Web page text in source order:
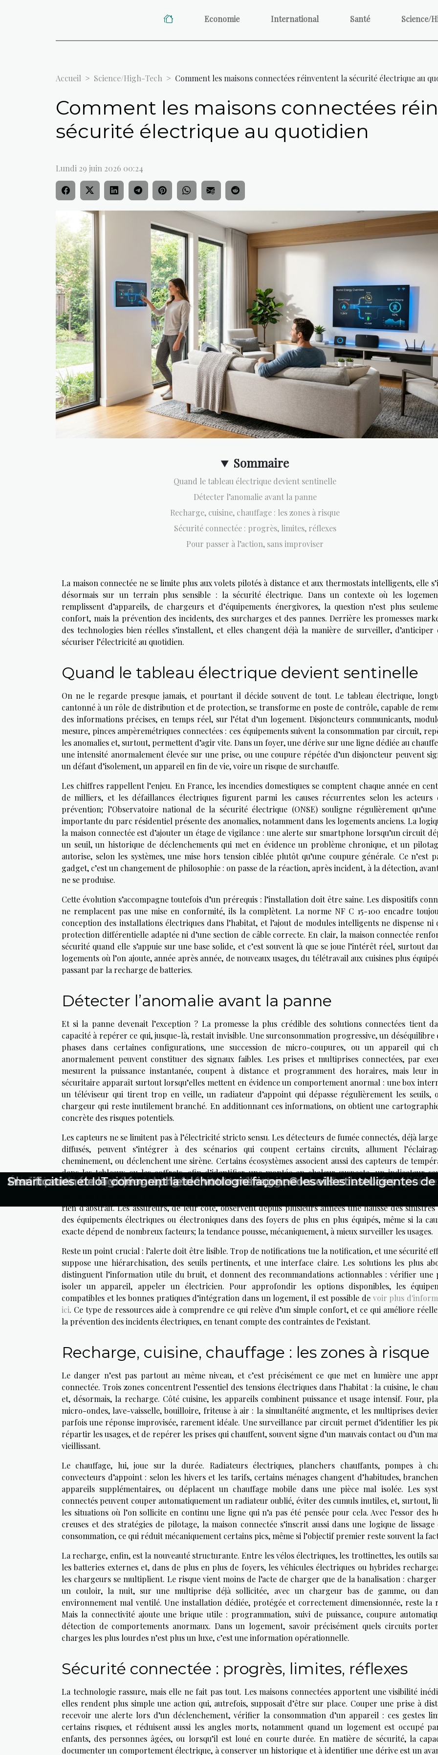
Economie International Santé Science/
Accueil Science/High-Tech Comment les maisons connectées réinventent la sécurité électrique au
Comment les maisons connectées
sécurité électrique au quotidien
Lundi 29 juin 2026 00:24
Sommaire
Quand le tableau électrique devient sentinelle
Détecter l’anomalie avant la panne
Recharge, cuisine, chauffage : les zones à risque
Sécurité connectée : progrès, limites, réflexes
Pour passer à l’action, sans improviser
La maison connectée ne se limite plus aux volets pilotés à distance et aux thermostats intelligents, elle
désormais sur un terrain plus sensible : la sécurité électrique. Dans un contexte où les
remplissent d’appareils, de chargeurs et d’équipements énergivores, la question n’est plus
confort, mais la prévention des incidents, des surcharges et des pannes. Derrière les promesses
des technologies bien réelles s’installent, et elles changent déjà la manière de surveiller, d’anticiper
sécuriser l’électricité au quotidien.
Quand le tableau électrique devient sentinelle
On ne le regarde presque jamais, et pourtant il décide souvent de tout. Le tableau électrique,
cantonné à un rôle de distribution et de protection, se transforme en poste de contrôle, capable de
des informations précises, en temps réel, sur l’état d’un logement. Disjoncteurs communicants,
mesure, pinces ampèremétriques connectées : ces équipements suivent la consommation par circuit,
les anomalies et, surtout, permettent d’agir vite. Dans un foyer, une dérive sur une ligne dédiée au
une intensité anormalement élevée sur une prise, ou une coupure répétée d’un disjoncteur peuvent
un défaut d’isolement, un appareil en fin de vie, voire un risque de surchauffe.
Les chiffres rappellent l’enjeu. En France, les incendies domestiques se comptent chaque année en
de milliers, et les défaillances électriques figurent parmi les causes récurrentes selon les acteurs
prévention; l’Observatoire national de la sécurité électrique (ONSE) souligne régulièrement
importante du parc résidentiel présente des anomalies, notamment dans les logements anciens. La
la maison connectée est d’ajouter un étage de vigilance : une alerte sur smartphone lorsqu’un circuit
un seuil, un historique de déclenchements qui met en évidence un problème chronique, et un
autorise, selon les systèmes, une mise hors tension ciblée plutôt qu’une coupure générale. Ce n’est
gadget, c’est un changement de philosophie : on passe de la réaction, après incident, à la détection,
ne se produise.
Cette évolution s’accompagne toutefois d’un prérequis : l’installation doit être saine. Les dispositifs
ne remplacent pas une mise en conformité, ils la complètent. La norme NF C 15-100 encadre
conception des installations électriques dans l’habitat, et l’ajout de modules intelligents ne dispense ni
protection différentielle adaptée ni d’une section de câble correcte. En clair, la maison connectée
sécurité quand elle s’appuie sur une base solide, et c’est souvent là que se joue l’intérêt réel, surtout
logements où l’on ajoute, année après année, de nouveaux usages, du télétravail aux cuisines plus
passant par la recharge de batteries.
Détecter l’anomalie avant la panne
Et si la panne devenait l’exception ? La promesse la plus crédible des solutions connectées tient
capacité à repérer ce qui, jusque-là, restait invisible. Une surconsommation progressive, un déséquilibre
phases dans certaines configurations, une succession de micro-coupures, ou un appareil qui
anormalement peuvent constituer des signaux faibles. Les prises et multiprises connectées, par
mesurent la puissance instantanée, coupent à distance et programment des horaires, mais leur
sécuritaire apparaît surtout lorsqu’elles mettent en évidence un comportement anormal : une box
un téléviseur qui tirent trop en veille, un radiateur d’appoint qui dépasse régulièrement les seuils,
chargeur qui reste inutilement branché. En additionnant ces informations, on obtient une
concrète des risques potentiels.
Les capteurs ne se limitent pas à l’électricité stricto sensu. Les détecteurs de fumée connectés, déjà
diffusés, peuvent s’intégrer à des scénarios qui coupent certains circuits, allument
cheminement, ou déclenchent une sirène. Certains écosystèmes associent aussi des capteurs de
dans les tableaux ou les coffrets, afin d’identifier une montée en chaleur suspecte, un indicateur
associé à un serrage défaillant, à un câble sous-dimensionné, ou à une surcharge. Dans les logements
rien d’abstrait. Les assureurs, de leur côté, observent depuis plusieurs années une hausse des sinistres
des équipements électriques ou électroniques dans des foyers de plus en plus équipés, même si la
exacte dépend de nombreux facteurs; la tendance pousse, mécaniquement, à mieux surveiller les usages.
Reste un point crucial : l’alerte doit être lisible. Trop de notifications tue la notification, et une sécurité
suppose une hiérarchisation, des seuils pertinents, et une interface claire. Les solutions les plus
distinguent l’information utile du bruit, et donnent des recommandations actionnables : vérifier une
isoler un appareil, appeler un électricien. Pour approfondir les options disponibles, les
compatibles et les bonnes pratiques d’intégration dans un logement, il est possible de voir plus
ici. Ce type de ressources aide à comprendre ce qui relève d’un simple confort, et ce qui améliore
la prévention des incidents électriques, en tenant compte des contraintes de l’existant.
Recharge, cuisine, chauffage : les zones à risque
Le danger n’est pas partout au même niveau, et c’est précisément ce que met en lumière une
connectée. Trois zones concentrent l’essentiel des tensions électriques dans l’habitat : la cuisine, le
et, désormais, la recharge. Côté cuisine, les appareils combinent puissance et usage intensif. Four,
micro-ondes, lave-vaisselle, bouilloire, friteuse à air : la simultanéité augmente, et les multiprises
parfois une réponse improvisée, rarement idéale. Une surveillance par circuit permet d’identifier les
répartir les usages, et de repérer les prises qui chauffent, souvent signe d’un mauvais contact ou d’un
vieillissant.
Le chauffage, lui, joue sur la durée. Radiateurs électriques, planchers chauffants, pompes à
convecteurs d’appoint : selon les hivers et les tarifs, certains ménages changent d’habitudes,
appareils supplémentaires, ou déplacent un chauffage mobile dans une pièce mal isolée. Les
connectés peuvent couper automatiquement un radiateur oublié, éviter des cumuls inutiles, et, surtout,
les situations où l’on sollicite en continu une ligne qui n’a pas été pensée pour cela. Avec l’essor des
creuses et des stratégies de pilotage, la maison connectée s’inscrit aussi dans une logique de lissage
consommation, ce qui réduit mécaniquement certains pics, même si l’objectif premier reste souvent la
La recharge, enfin, est la nouveauté structurante. Entre les vélos électriques, les trottinettes, les outils
les batteries externes et, dans de plus en plus de foyers, les véhicules électriques ou hybrides
les chargeurs se multiplient. Le risque vient moins de l’acte de charger que de la banalisation :
un couloir, la nuit, sur une multiprise déjà sollicitée, avec un chargeur bas de gamme, ou
environnement mal ventilé. Une installation dédiée, protégée et correctement dimensionnée, reste la
Mais la connectivité ajoute une brique utile : programmation, suivi de puissance, coupure
détection de comportements anormaux. Dans un logement, savoir précisément quels circuits
charges les plus lourdes n’est plus un luxe, c’est une information opérationnelle.
Sécurité connectée : progrès, limites, réflexes
La technologie rassure, mais elle ne fait pas tout. Les maisons connectées apportent une visibilité
elles rendent plus simple une action qui, autrefois, supposait d’être sur place. Couper une prise à
recevoir une alerte lors d’un déclenchement, vérifier la consommation d’un appareil : ces gestes
certains risques, et réduisent aussi les angles morts, notamment quand un logement est occupé
enfants, des personnes âgées, ou lorsqu’il est loué en courte durée. En matière de sécurité, la
documenter un comportement électrique, à conserver un historique et à identifier une dérive est un
Comment les innovations en IA influencent-elles notre quotidien ?
L'importance de la mise à jour des informations ecclésiastiques en ligne
Comment les vidéos en ligne peuvent transformer votre jeu de golf ?
Éthique et régulation de l'intelligence artificielle : enjeux pour les entreprises
Comment l'intelligence artificielle générative transforme-t-elle les industries
Évolution des assistants intelligents : avantages de la double fonctionnalité?
Améliorez votre expérience de trottinette électrique avec les bons
Les impacts écologiques des générateurs d'image AI
Planification de la vidéographie de votre mariage : Conseils et astuces
Smart cities et IoT comment la technologie façonne les villes intelligentes